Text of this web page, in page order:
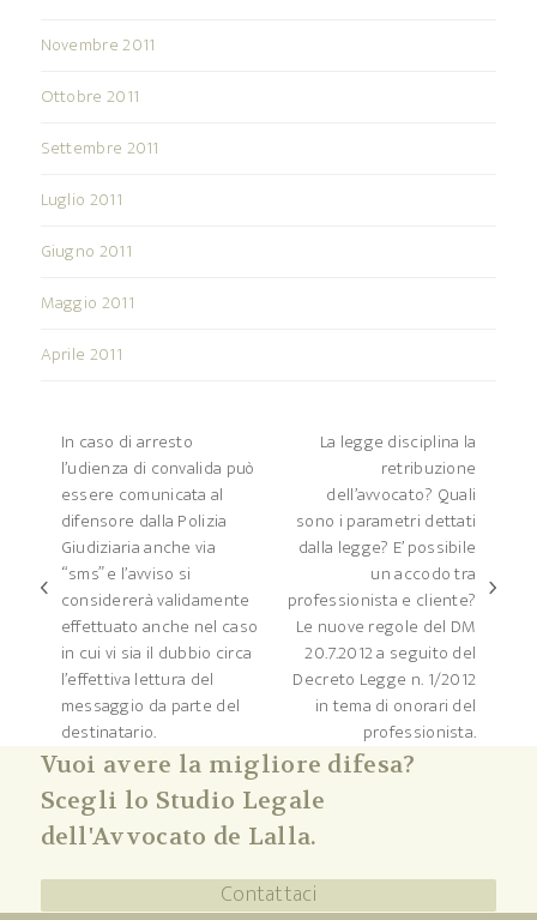
Novembre 2011
Ottobre 2011
Settembre 2011
Luglio 2011
Giugno 2011
Maggio 2011
Aprile 2011
post
precedente:
In caso di arresto
l’udienza di convalida può
essere comunicata al
difensore dalla Polizia
Giudiziaria anche via
“sms” e l’avviso si
considererà validamente
effettuato anche nel caso
in cui vi sia il dubbio circa
l’effettiva lettura del
messaggio da parte del
destinatario.
articolo
successivo:
La legge disciplina la
retribuzione
dell’avvocato? Quali
sono i parametri dettati
dalla legge? E’ possibile
un accodo tra
professionista e cliente?
Le nuove regole del DM
20.7.2012 a seguito del
Decreto Legge n. 1/2012
in tema di onorari del
professionista.
Vuoi avere la migliore difesa?
Scegli lo Studio Legale
dell'Avvocato de Lalla.
Contattaci